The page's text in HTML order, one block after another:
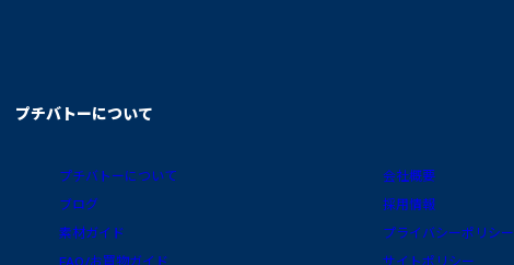
プチバトーについて
プチバトーについて
ブログ
素材ガイド
FAQ/お買物ガイド
会社概要
採用情報
プライバシーポリシー
サイトポリシー